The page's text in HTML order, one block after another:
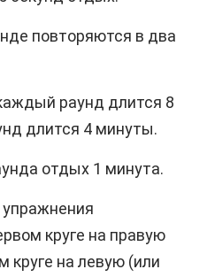
повторяются в два
раунд длится 8
длится 4 минуты.
отдых 1 минута.
круге на правую
круге на левую (или